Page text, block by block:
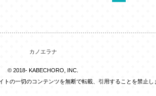
カノエラナ
© 2018- KABECHORO, INC.
トの一切のコンテンツを無断で転載、引用することを禁止し